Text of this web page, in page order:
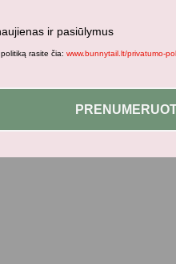
naršymui šiame
ir pasiūlymus
rasite čia: www.bunnytail.lt/privatumo-